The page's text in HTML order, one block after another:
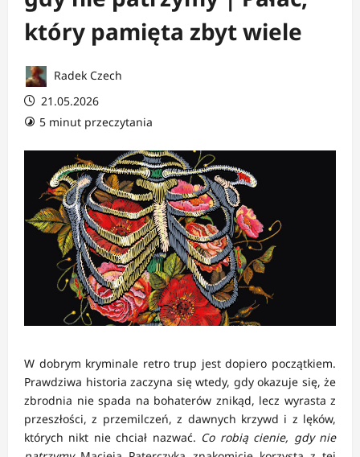
który pamięta zbyt wiele
Radek Czech
21.05.2026
5 minut przeczytania
W dobrym kryminale retro trup jest dopiero początkiem.
Prawdziwa historia zaczyna się wtedy, gdy okazuje się, że
zbrodnia nie spada na bohaterów znikąd, lecz wyrasta z
przeszłości, z przemilczeń, z dawnych krzywd i z lęków,
których nikt nie chciał nazwać. Co robią cienie, gdy nie